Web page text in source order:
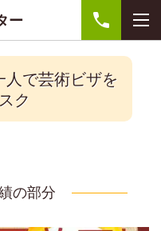
ー
人で芸術ビザを
ク
の部分